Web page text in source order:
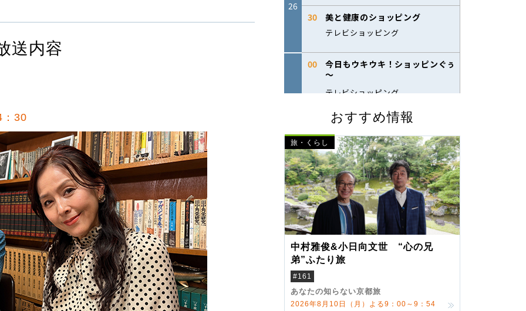
おすすめ情報
旅・くらし
中村雅俊&小日向文世 “心の兄
弟”ふたり旅
#161
あなたの知らない京都旅
2026年8月10日（月）よる9：00～9：54
送内容
：30